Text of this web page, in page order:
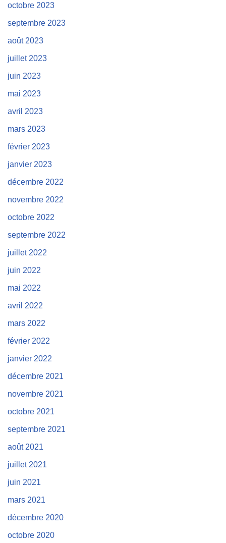
octobre 2023
septembre 2023
août 2023
juillet 2023
juin 2023
mai 2023
avril 2023
mars 2023
février 2023
janvier 2023
décembre 2022
novembre 2022
octobre 2022
septembre 2022
juillet 2022
juin 2022
mai 2022
avril 2022
mars 2022
février 2022
janvier 2022
décembre 2021
novembre 2021
octobre 2021
septembre 2021
août 2021
juillet 2021
juin 2021
mars 2021
décembre 2020
octobre 2020